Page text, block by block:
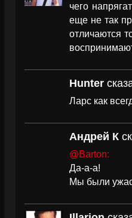
чего
еще не так
отличаются
Hunter
Ларс как
Андрей К
@Barton:
Да-а-а!
Мы были